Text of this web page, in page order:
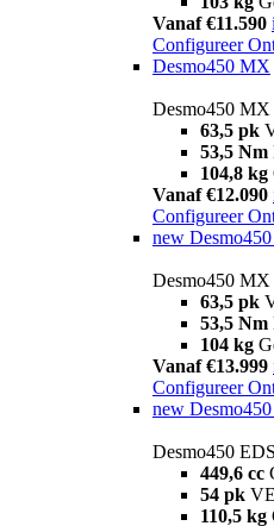
Vanaf €11.590 i
Configureer
Desmo450 MX
Desmo450 MX
63,5 pk
53,5 Nm
104,8 kg
Vanaf €12.090
Configureer
new
Desmo450 MX
63,5 pk
53,5 Nm
104 kg
Vanaf €13.999
Configureer
new
Desmo450 EDS
449,6 cc
54 pk
110,5 kg